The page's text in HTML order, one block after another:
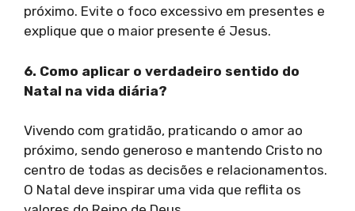
próximo. Evite o foco excessivo em presentes e
explique que o maior presente é Jesus.
6. Como aplicar o verdadeiro sentido do
Natal na vida diária?
Vivendo com gratidão, praticando o amor ao
próximo, sendo generoso e mantendo Cristo no
centro de todas as decisões e relacionamentos.
O Natal deve inspirar uma vida que reflita os